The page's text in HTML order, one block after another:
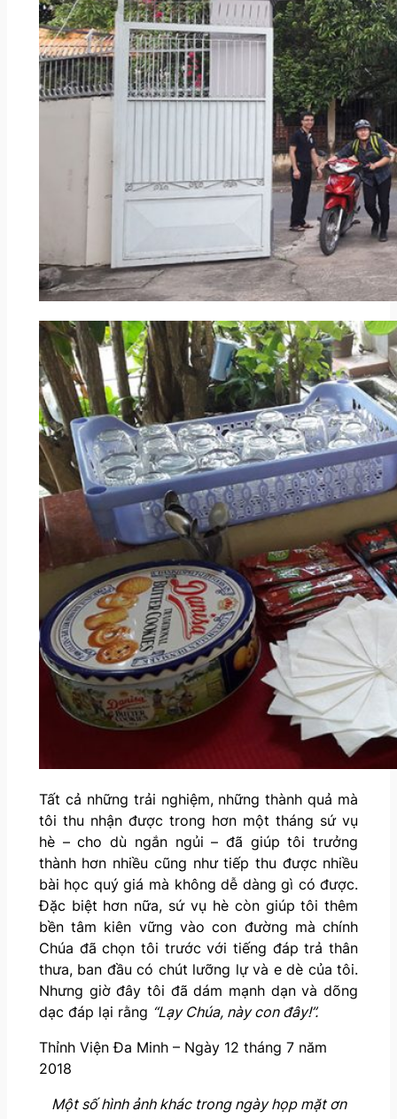
Tất cả những trải nghiệm, những thành quả mà
tôi thu nhận được trong hơn một tháng sứ vụ
hè – cho dù ngắn ngủi – đã giúp tôi trưởng
thành hơn nhiều cũng như tiếp thu được nhiều
bài học quý giá mà không dễ dàng gì có được.
Đặc biệt hơn nữa, sứ vụ hè còn giúp tôi thêm
bền tâm kiên vững vào con đường mà chính
Chúa đã chọn tôi trước với tiếng đáp trả thân
thưa, ban đầu có chút lưỡng lự và e dè của tôi.
Nhưng giờ đây tôi đã dám mạnh dạn và dõng
dạc đáp lại rằng “Lạy Chúa, này con đây!”.
Thỉnh Viện Đa Minh – Ngày 12 tháng 7 năm
2018
Một số hình ảnh khác trong ngày họp mặt ơn